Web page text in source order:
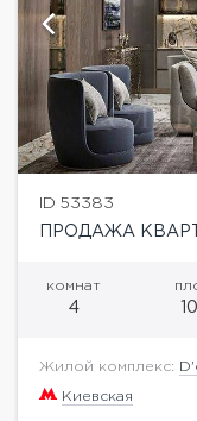
ID 53383
ПРОДАЖА
комнат
4
Жилой комплекс:
Киевская